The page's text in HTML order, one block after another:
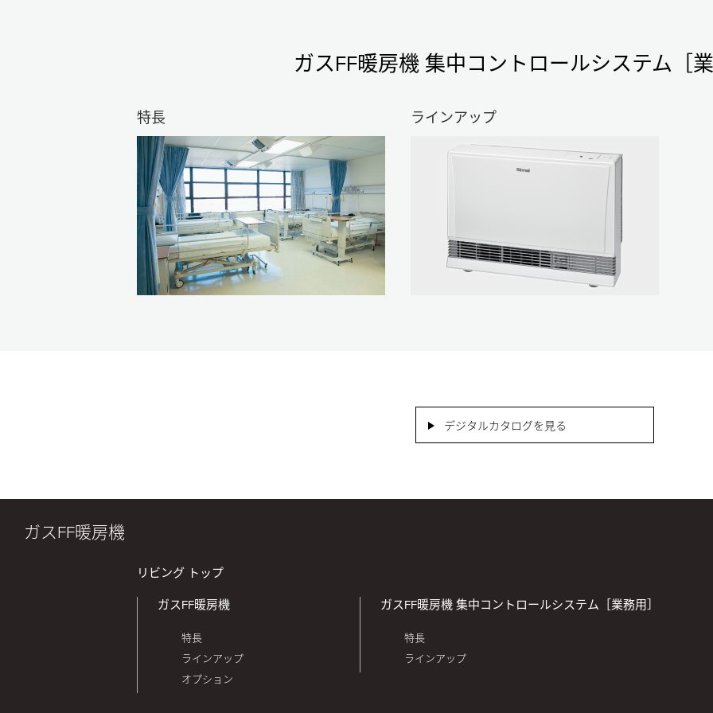
ガスFF暖房機 集中コントロールシステム ［
特長 ラインアップ
デジタルカタログを見る
ガスFF暖房機
リビング トップ
ガスFF暖房機
特長
ラインアップ
オプション
ガスFF暖房機 集中コントロールシステム［業務用］
特長
ラインアップ